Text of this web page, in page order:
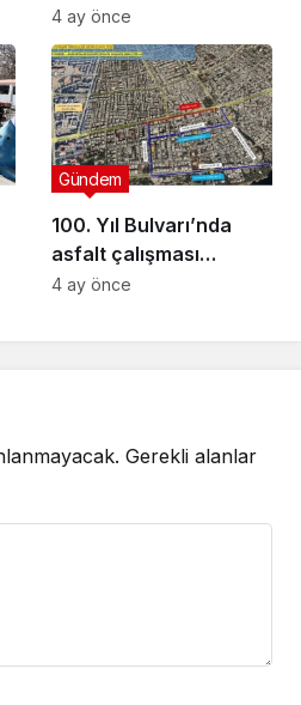
Düzenlendi
4 ay önce
100. Yıl Bulvarı’nda
asfalt çalışması
gerçekleştirilecek
Gündem
4 ay önce
Gerekli alanlar